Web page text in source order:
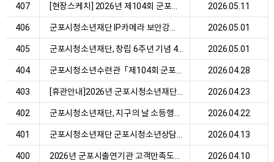
407 [현장스케치] 2026년 제104회 군포시 어린이날 기... 2026.05.11
406 2026.05.01
405 군포시청소년재단, 창립 6주년 기념 4월 월례미팅 ... 2026.05.01
404 2026.04.28
403 2026.04.23
402 2026.04.22
401 2026.04.13
400 2026.04.10